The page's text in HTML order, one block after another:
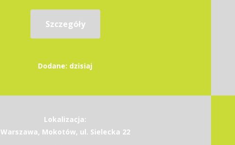
Szczegóły
Dodane: dzisiaj
Lokalizacja:
Warszawa, Mokotów, ul. Sielecka 22